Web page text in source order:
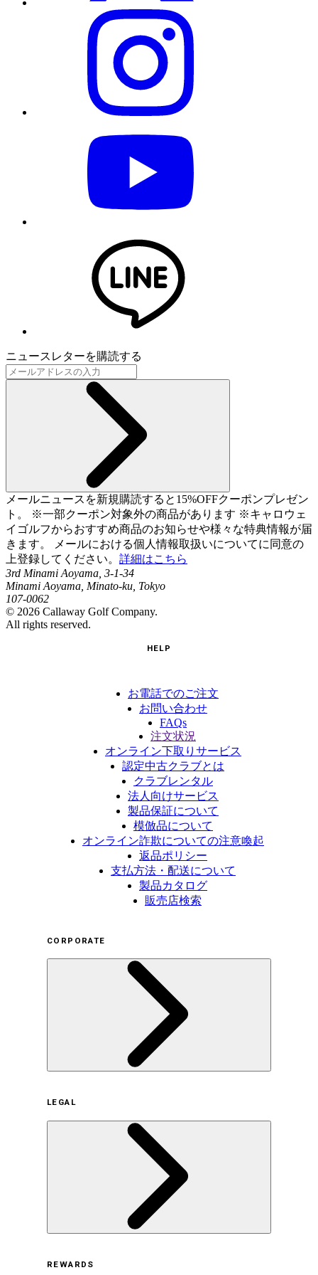
ニュースレターを購読する
メールニュースを新規購読すると15%OFFクーポンプレゼン
ト。 ※一部クーポン対象外の商品があります ※キャロウェ
イゴルフからおすすめ商品のお知らせや様々な特典情報が届
きます。 メールにおける個人情報取扱いについてに同意の
上登録してください。 詳細はこちら
3rd Minami Aoyama, 3-1-34
Minami Aoyama, Minato-ku, Tokyo
107-0062
© 2026 Callaway Golf Company.
All rights reserved.
HELP
お電話でのご注文
お問い合わせ
FAQs
注文状況
オンライン下取りサービス
認定中古クラブとは
クラブレンタル
法人向けサービス
製品保証について
模倣品について
オンライン詐欺についての注意喚起
返品ポリシー
支払方法・配送について
製品カタログ
販売店検索
CORPORATE
サステナビリティの取り組み（日本）
サステナビリティの取り組み（米国/英語）
ヒストリー
採用情報
LEGAL
REWARDS